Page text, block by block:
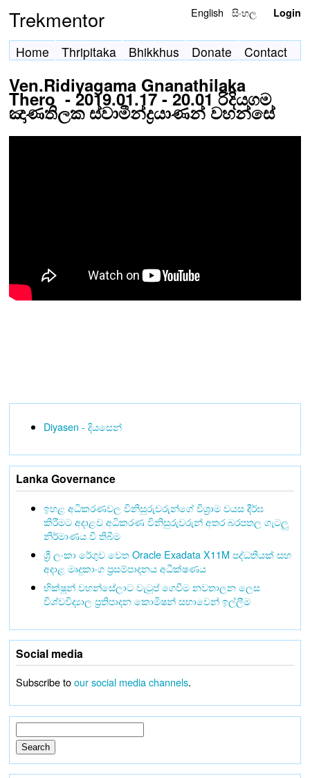
Trekmentor English සිංහල Login
Home Thripitaka Bhikkhus Donate Contact
Ven.Ridiyagama Gnanathilaka
Thero - 2019.01.17 - 20.01 රිදියගම
ඤාණතිලක ස්වාමීන්ද්‍රයාණන් වහන්සේ
Diyasen - දියසෙන්
Lanka Governance
ඉහළ අධිකරණවල විනිසුරුවරුන්ගේ විශ්‍රාම වයස දීර්ඝ
කිරීමට අදාළව අධිකරණ විනිසුරුවරුන් අතර බරපතල ගැටලු
නිර්මාණය වී තිබීම
ශ්‍රී ලංකා රේගුව වෙත Oracle Exadata X11M පද්ධතියක් සහ
අදාළ මෘදුකාංග ප්‍රසම්පාදනය අධීක්ෂණය
භික්ෂූන් වහන්සේලාට වැටුප් ගෙවීම නවතාලන ලෙස
විශ්වවිද්‍යාල ප්‍රතිපාදන කොමිෂන් සභාවෙන් ඉල්ලීම
Social media
Subscribe toour social media channels.